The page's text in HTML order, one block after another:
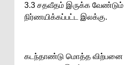
3.3 சதவீதம் இருக்க வேண்டும்
நிர்ணயிக்கப்பட்ட இலக்கு.
கடந்தாண்டு மொத்த விற்பனை